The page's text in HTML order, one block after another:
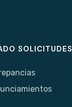
SOLICITUDES